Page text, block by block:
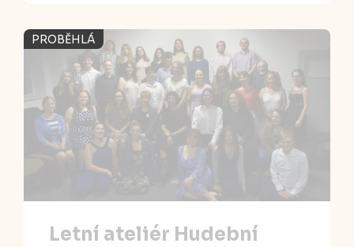
PROBĚHLÁ
Letní ateliér Hudební